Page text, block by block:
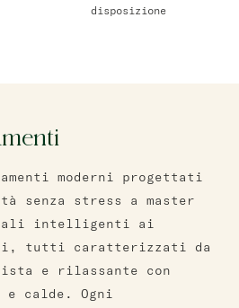
disposizione
moderni progettati
senza stress a master
intelligenti ai
tutti caratterizzati da
e rilassante con
calde. Ogni